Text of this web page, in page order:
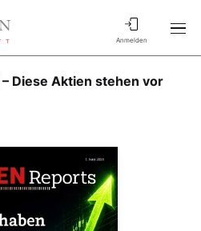
Anmelden
Diese Aktien stehen vor